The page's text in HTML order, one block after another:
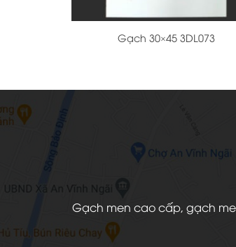
Gạch 30×45 3DL073
Gạch men cao cấp, gạch